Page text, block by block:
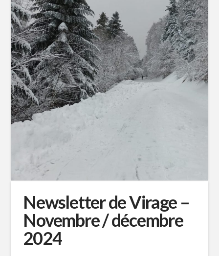
Newsletter de Virage –
Novembre / décembre
2024